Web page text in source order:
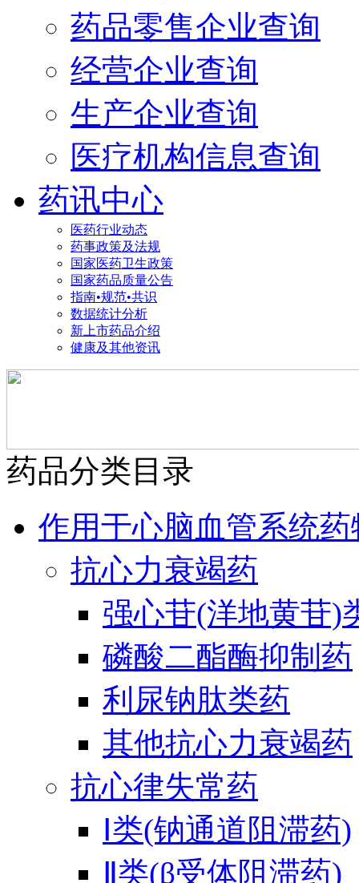
药品零售企业查询
经营企业查询
生产企业查询
医疗机构信息查询
药讯中心
医药行业动态
药事政策及法规
国家医药卫生政策
国家药品质量公告
指南•规范•共识
数据统计分析
新上市药品介绍
健康及其他资讯
药品分类目录
作用于心脑血管系统药
抗心力衰竭药
强心苷(洋地黄苷)
磷酸二酯酶抑制药
利尿钠肽类药
其他抗心力衰竭药
抗心律失常药
Ⅰ类(钠通道阻滞药)
Ⅱ类(β受体阻滞药)